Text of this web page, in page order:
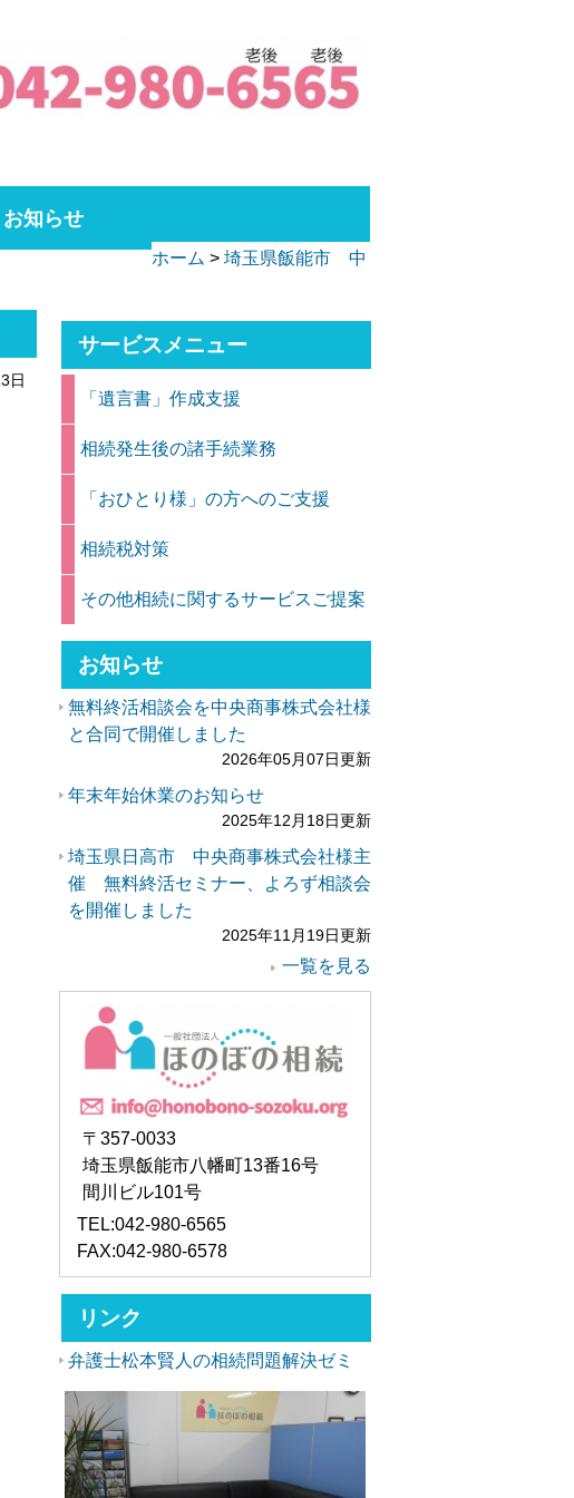
お知らせ
ホーム >埼玉県飯能市 中
日
サービスメニュー
「遺言書」作成支援
相続発生後の諸手続業務
「おひとり様」の方へのご支援
相続税対策
その他相続に関するサービスご提案
お知らせ
無料終活相談会を中央商事株式会社様
と合同で開催しました
2026年05月07日更新
年末年始休業のお知らせ
2025年12月18日更新
埼玉県日高市 中央商事株式会社様主
催 無料終活セミナー、よろず相談会
を開催しました
2025年11月19日更新
一覧を見る
〒357-0033
埼玉県飯能市八幡町13番16号
間川ビル101号
TEL:042-980-6565
FAX:042-980-6578
リンク
弁護士松本賢人の相続問題解決ゼミ